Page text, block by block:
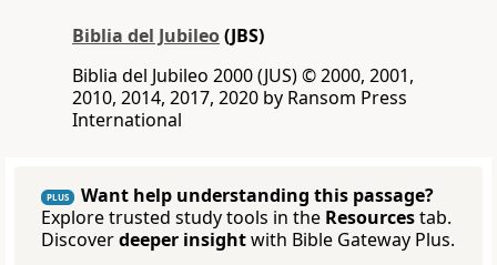
Biblia del Jubileo(JBS)
Biblia del Jubileo 2000 (JUS) © 2000, 2001,
2010, 2014, 2017, 2020 by Ransom Press
International
PLUS
Want help understanding this passage?
Explore trusted study tools in the Resourcestab.
Discoverdeeper insightwith Bible Gateway Plus.